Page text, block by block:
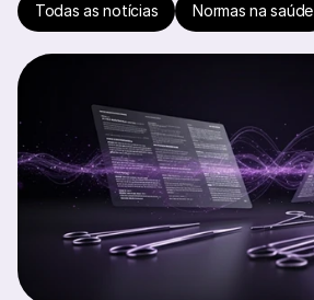
Todas as notícias Normas na saúde